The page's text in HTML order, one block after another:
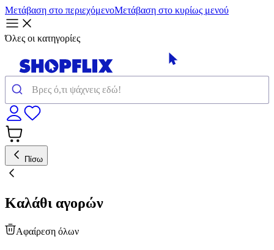
Μετάβαση στο περιεχόμενοΜετάβαση στο κυρίως μενού
Όλες οι κατηγορίες
Πίσω
Καλάθι αγορών
Αφαίρεση όλων